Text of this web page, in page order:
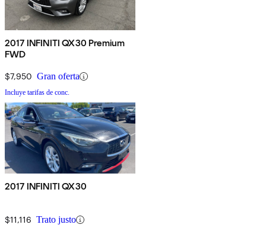
2017 INFINITI QX30 Premium
FWD
$7,950 Gran oferta
Incluye tarifas de conc.
2017 INFINITI QX30
$11,116 Trato justo